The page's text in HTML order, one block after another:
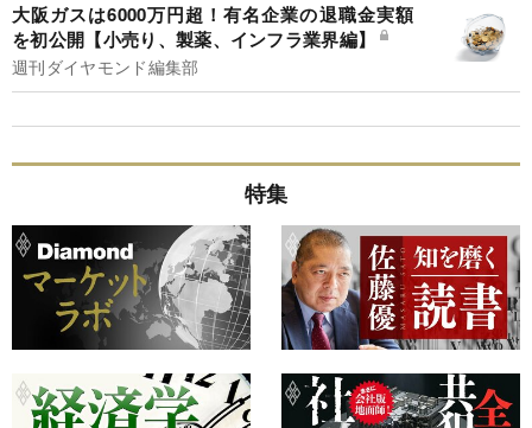
大阪ガスは6000万円超！有名企業の退職金実額
を初公開【小売り、製薬、インフラ業界編】
週刊ダイヤモンド編集部
特集